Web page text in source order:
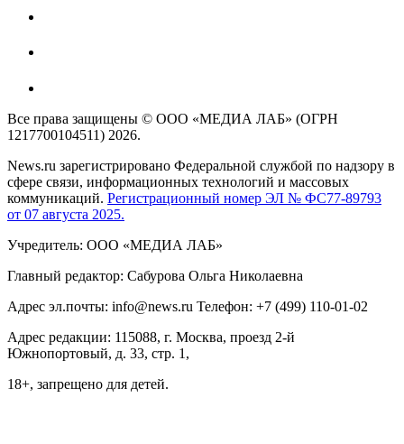
Все права защищены © ООО «МЕДИА ЛАБ» (ОГРН
1217700104511) 2026.
News.ru зарегистрировано Федеральной службой по надзору в
сфере связи, информационных технологий и массовых
коммуникаций. Регистрационный номер ЭЛ № ФС77-89793
от 07 августа 2025.
Учредитель: ООО «МЕДИА ЛАБ»
Главный редактор: Сабурова Ольга Николаевна
Адрес эл.почты: info@news.ru Телефон: +7 (499) 110-01-02
Адрес редакции: 115088, г. Москва, проезд 2-й
Южнопортовый, д. 33, стр. 1,
18+, запрещено для детей.